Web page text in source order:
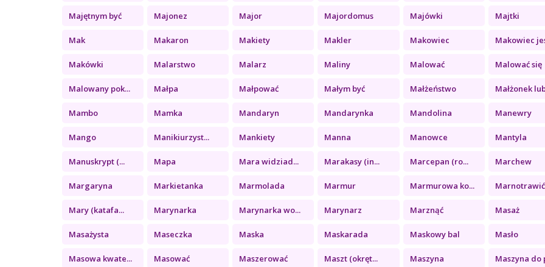
Majętnym być Majonez Major Majordomus Majówki Majtki
Mak Makaron Makiety Makler Makowiec Makowiec
Makówki Malarstwo Malarz Maliny Malować Malować się
Malowany pok... Małpa Małpować Małym być Małżeństwo Małżonek
Mambo Mamka Mandaryn Mandarynka Mandolina Manewry
Mango Manikiurzyst... Mankiety Manna Manowce Mantyla
Manuskrypt (... Mapa Mara widziad... Marakasy (in... Marcepan (ro... Marchew
Margaryna Markietanka Marmolada Marmur Marmurowa ko... Marnotrawić
Mary (katafa... Marynarka Marynarka wo... Marynarz Marznąć Masaż
Masażysta Maseczka Maska Maskarada Maskowy bal Masło
Masowa kwate... Masować Maszerować Maszt (okręt... Maszyna Maszyna do